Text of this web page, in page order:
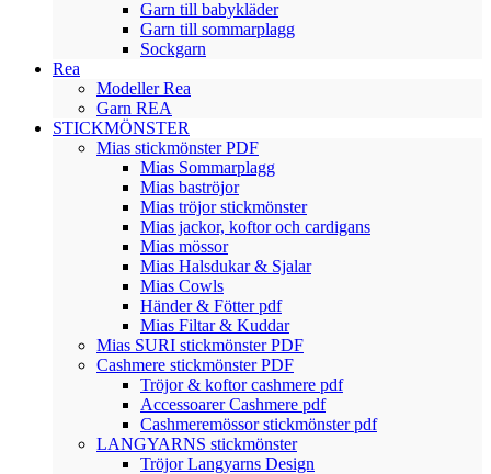
Garn till babykläder
Garn till sommarplagg
Sockgarn
Rea
Modeller Rea
Garn REA
STICKMÖNSTER
Mias stickmönster PDF
Mias Sommarplagg
Mias baströjor
Mias tröjor stickmönster
Mias jackor, koftor och cardigans
Mias mössor
Mias Halsdukar & Sjalar
Mias Cowls
Händer & Fötter pdf
Mias Filtar & Kuddar
Mias SURI stickmönster PDF
Cashmere stickmönster PDF
Tröjor & koftor cashmere pdf
Accessoarer Cashmere pdf
Cashmeremössor stickmönster pdf
LANGYARNS stickmönster
Tröjor Langyarns Design